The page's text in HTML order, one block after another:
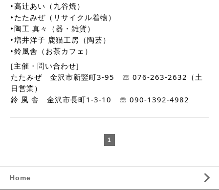
‣高辻あい（九谷焼）
‣たたみぜ（リサイクル着物）
‣陶工 真々（器・雑貨）
‣増井洋子 鹿猫工房（陶芸）
‣鈴風舎（お茶カフェ）
[主催・問い合わせ]
たたみぜ 金沢市新竪町3-95 ☏ 076-263-2632（土
日営業）
鈴 風 舎 金沢市長町1-3-10 ☏ 090-1392-4982
1
Home